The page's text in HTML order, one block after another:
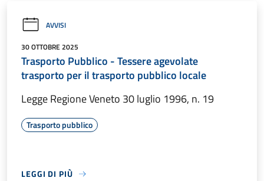
AVVISI
30 OTTOBRE 2025
Trasporto Pubblico - Tessere agevolate
trasporto per il trasporto pubblico locale
Legge Regione Veneto 30 luglio 1996, n. 19
Trasporto pubblico
LEGGI DI PIÙ